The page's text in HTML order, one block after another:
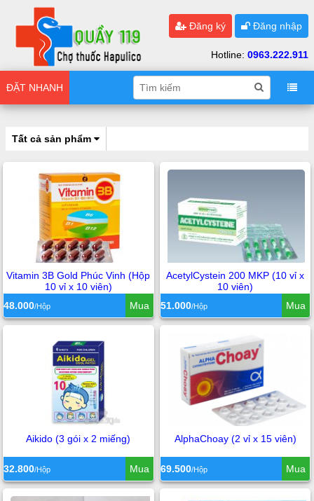
Đăng ký Đăng nhập
Hotline: 0963.222.911
ĐẶT NHANH
Tất cả sản phẩm
Vitamin 3B Gold Phúc Vinh (Hộp
10 vỉ x 10 viên)
48.000/Hộp Mua
AcetylCystein 200 MKP (10 vỉ x
10 viên)
51.000/Hộp Mua
Aikido (3 gói x 2 miếng)
32.800/Hộp Mua
AlphaChoay (2 vỉ x 15 viên)
69.500/Hộp Mua